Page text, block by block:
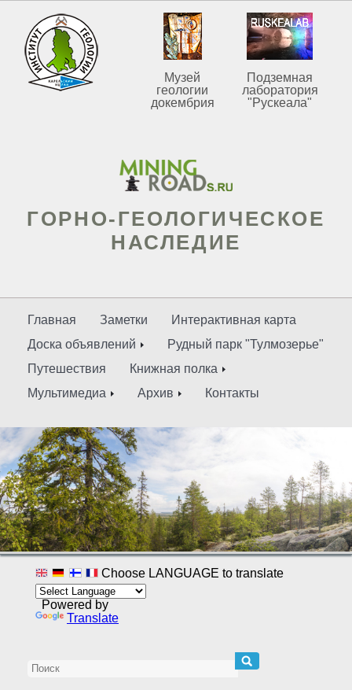
ГОРНО-ГЕОЛОГИЧЕСКОЕ
НАСЛЕДИЕ
Музей
геологии
докембрия
Подземная
лаборатория
"Рускеала"
Главная Заметки
Интерактивная карта
Доска объявлений
Рудный парк "Тулмозерье"
Путешествия
Книжная полка
Мультимедиа
Архив Контакты
Choose LANGUAGE to translate
Powered by
Translate